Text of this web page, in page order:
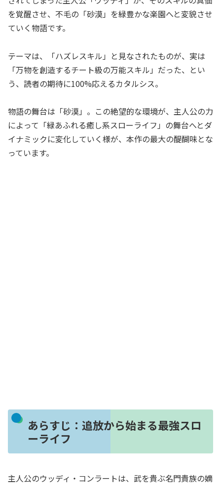
を覚醒させ、不毛の「砂漠」を緑豊かな楽園へと変貌させ
ていく物語です。
テーマは、「ハズレスキル」と見なされたものが、実は
「万物を創造するチート級の万能スキル」だった、とい
う、読者の期待に100%応えるカタルシス。
物語の舞台は「砂漠」。この絶望的な環境が、主人公の力
によって「緑あふれる癒し系スローライフ」の舞台へとダ
イナミックに変化していく様が、本作の最大の醍醐味とな
っています。
あらすじ：追放から始まる最強スロ
ーライフ
主人公のウッディ・コンラートは、武を貴ぶ名門貴族の嫡